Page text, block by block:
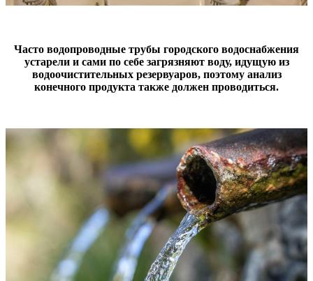
Часто водопроводные трубы городского водоснабжения
устарели и сами по себе загрязняют воду, идущую из
водоочистительных резервуаров, поэтому анализ
конечного продукта также должен проводиться.